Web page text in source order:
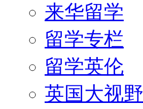
来华留学
留学专栏
留学英伦
英国大视野